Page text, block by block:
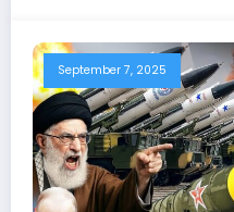
September 7, 2025